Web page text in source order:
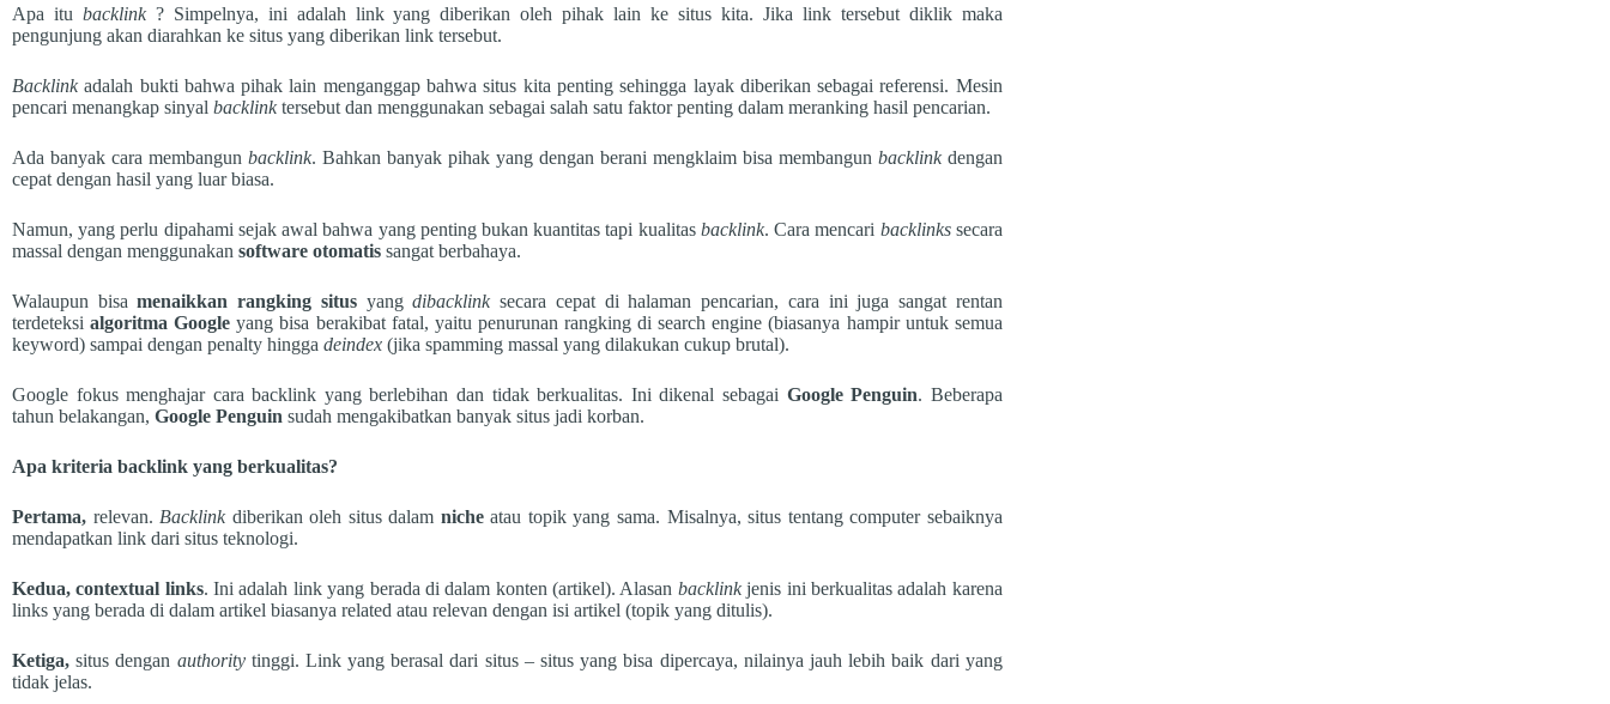
Apa itu backlink ? Simpelnya, ini adalah link yang diberikan oleh pihak lain ke situs kita. Jika link tersebut diklik maka
pengunjung akan diarahkan ke situs yang diberikan link tersebut.
Backlinkadalah bukti bahwa pihak lain menganggap bahwa situs kita penting sehingga layak diberikan sebagai referensi. Mesin
pencari menangkap sinyal backlinktersebut dan menggunakan sebagai salah satu faktor penting dalam meranking hasil pencarian.
Ada banyak cara membangun backlink. Bahkan banyak pihak yang dengan berani mengklaim bisa membangun backlink dengan
cepat dengan hasil yang luar biasa.
Namun, yang perlu dipahami sejak awal bahwa yang penting bukan kuantitas tapi kualitas backlink. Cara mencari backlinks secara
massal dengan menggunakan software otomatis sangat berbahaya.
Walaupun bisamenaikkan rangking situsyangdibacklinksecara cepat di halaman pencarian, cara ini juga sangat rentan
terdeteksialgoritma Google yang bisa berakibat fatal, yaitu penurunan rangking di search engine (biasanya hampir untuk semua
keyword) sampai dengan penalty hingga deindex (jika spamming massal yang dilakukan cukup brutal).
Google fokus menghajar cara backlink yang berlebihan dan tidak berkualitas. Ini dikenal sebagai Google Penguin. Beberapa
tahun belakangan, Google Penguin sudah mengakibatkan banyak situs jadi korban.
Apa kriteria backlink yang berkualitas?
Pertama, relevan. Backlink diberikan oleh situs dalam nicheatau topik yang sama. Misalnya, situs tentang computer sebaiknya
mendapatkan link dari situs teknologi.
Kedua, contextual links. Ini adalah link yang berada di dalam konten (artikel). Alasan backlinkjenis ini berkualitas adalah karena
links yang berada di dalam artikel biasanya related atau relevan dengan isi artikel (topik yang ditulis).
Ketiga, situs dengan authority tinggi. Link yang berasal dari situs – situs yang bisa dipercaya, nilainya jauh lebih baik dari yang
tidak jelas.